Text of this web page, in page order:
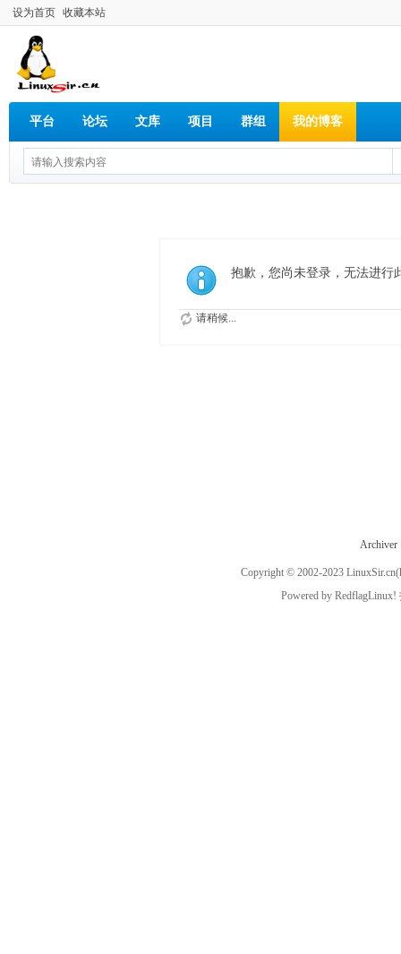
设为首页 收藏本站
平台 论坛 文库 项目 群组 我的博客
抱歉，您尚未登录，无法进行
请稍候...
Archiver
Copyright © 2002-2023 LinuxSir.cn
Powered by RedflagLinux!